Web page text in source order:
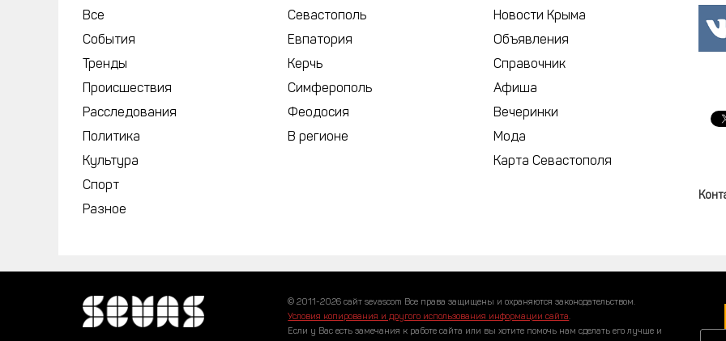
Все
События
Тренды
Происшествия
Расследования
Политика
Культура
Спорт
Разное
Севастополь
Евпатория
Керчь
Симферополь
Феодосия
В регионе
Новости Крыма
Объявления
Справочник
Афиша
Вечеринки
Мода
Карта Севастополя
© 2011-2026 сайт sevascom Все права защищены и охраняются законодательством.
Условия копирования и другого использования информации сайта.
Если у Вас есть замечания к работе сайта или вы хотите помочь нам сделать его лучше и